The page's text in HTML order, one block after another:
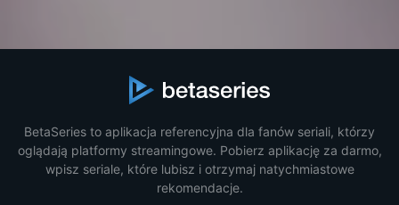
BetaSeries to aplikacja referencyjna dla fanów seriali, którzy
oglądają platformy streamingowe. Pobierz aplikację za darmo,
wpisz seriale, które lubisz i otrzymaj natychmiastowe
rekomendacje.